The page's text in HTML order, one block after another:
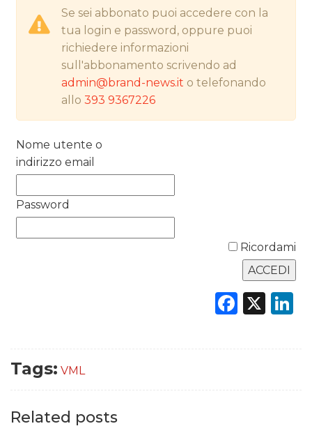
DATI
RICERCHE
PREVISIONI/SCENARI
TREND
OPINIONI
Se sei abbonato puoi accedere con la
tua login e password, oppure puoi
richiedere informazioni
sull'abbonamento scrivendo ad
admin@brand-news.it o telefonando
allo393 9367226
Nome utente o
indirizzo email
Password
Ricordami
X
Tags: VML
Related posts